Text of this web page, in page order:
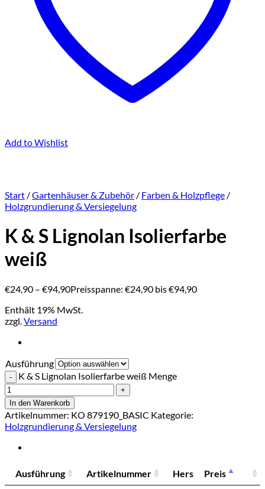
Add to Wishlist
Start /Gartenhäuser & Zubehör / Farben & Holzpflege /
Holzgrundierung & Versiegelung
K & S Lignolan Isolierfarbe
weiß
€24,90 – €94,90Preisspanne: €24,90 bis €94,90
Enthält 19% MwSt.
zzgl.Versand
Ausführung
K & S Lignolan Isolierfarbe weiß Menge
In den Warenkorb
Artikelnummer: KO 879190_BASIC Kategorie:
Holzgrundierung & Versiegelung
Ausführung Artikelnummer Hersteller
Preis
Preis